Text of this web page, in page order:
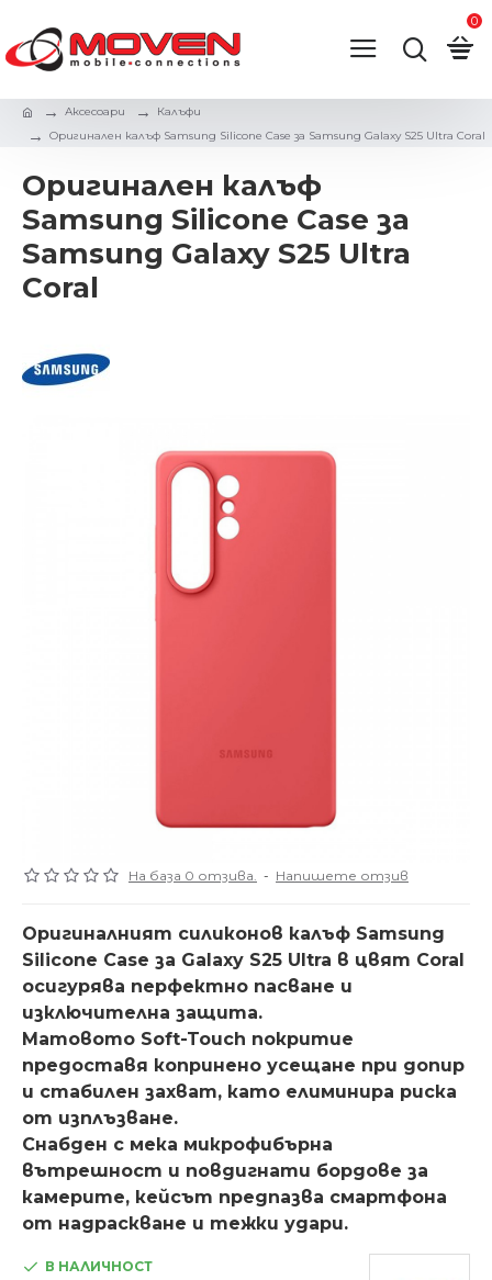
0
Аксесоари
Калъфи
Оригинален калъф Samsung Silicone Case за Samsung Galaxy S25 Ultra Coral
Оригинален калъф
Samsung Silicone Case за
Samsung Galaxy S25 Ultra
Coral
На база 0 отзива. - Напишете отзив
В НАЛИЧНОСТ
Оригиналният силиконов калъф Samsung
Silicone Case за Galaxy S25 Ultra в цвят Coral
осигурява перфектно пасване и
изключителна защита.
Матовото Soft-Touch покритие
предоставя копринено усещане при допир
и стабилен захват, като елиминира риска
от изплъзване.
Снабден с мека микрофибърна
вътрешност и повдигнати бордове за
камерите, кейсът предпазва смартфона
от надраскване и тежки удари.